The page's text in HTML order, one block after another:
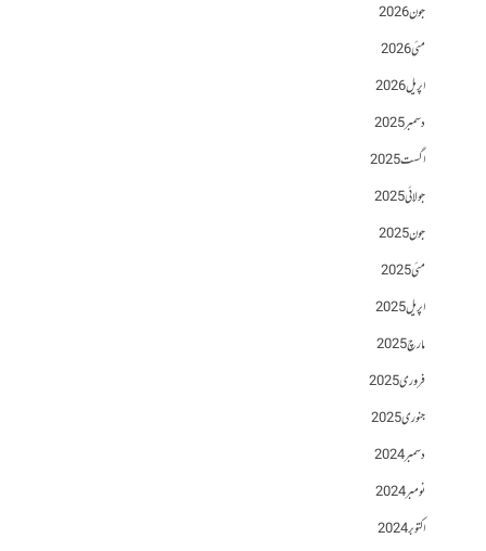
جون 2026
مئی 2026
اپریل 2026
دسمبر 2025
اگست 2025
جولائی 2025
جون 2025
مئی 2025
اپریل 2025
مارچ 2025
فروری 2025
جنوری 2025
دسمبر 2024
نومبر 2024
اکتوبر 2024